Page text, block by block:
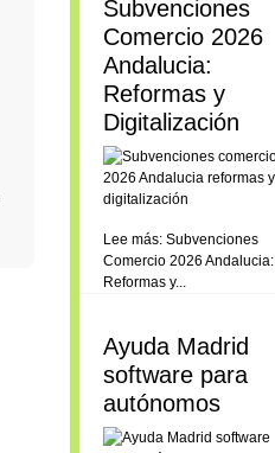
Subvenciones
Comercio 2026
Andalucia:
Reformas y
Digitalización
Lee más: Subvenciones
Comercio 2026 Andalucia:
Reformas y...
Ayuda Madrid
software para
autónomos